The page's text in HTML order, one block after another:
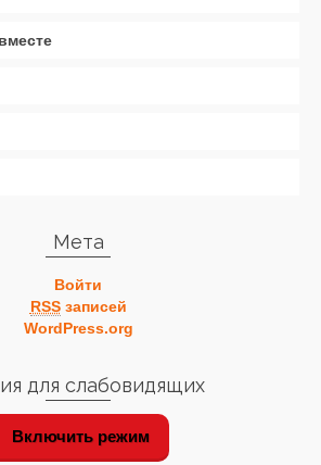
Мета
Войти
RSSзаписей
WordPress.org
для слабовидящих
Включить режим